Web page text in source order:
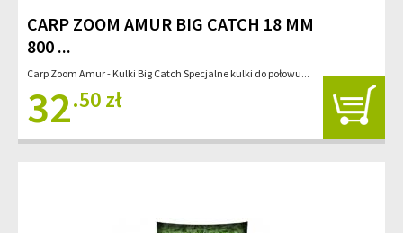
CARP ZOOM AMUR BIG CATCH 18 MM
800 ...
Carp Zoom Amur - Kulki Big Catch Specjalne kulki do połowu...
32.50 zł